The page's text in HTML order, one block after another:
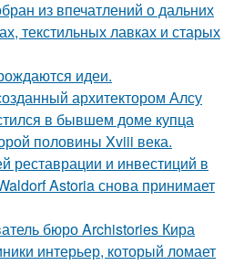
из впечатлений о дальних
текстильных лавках и старых
идеи.
архитектором Алсу
в бывшем доме купца
половины Xviii века.
реставрации и инвестиций в
Astoria снова принимает
бюро Archistories Кира
интерьер, который ломает